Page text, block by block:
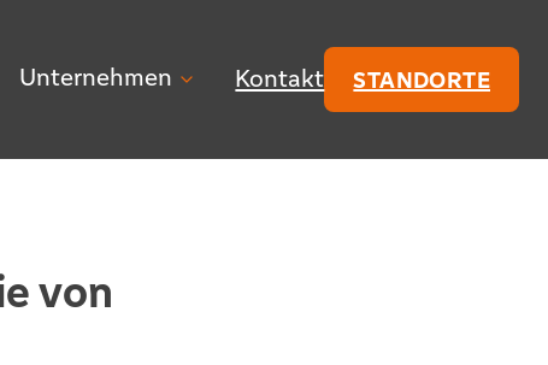
Unternehmen Kontakt STANDORTE
von